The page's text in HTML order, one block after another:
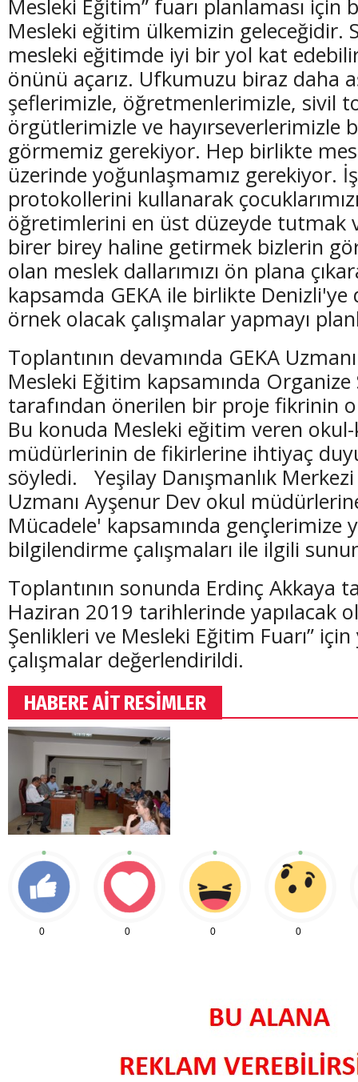
Mesleki Eğitim” fuarı planlaması için
Mesleki eğitim ülkemizin geleceğidir.
mesleki eğitimde iyi bir yol kat
önünü açarız. Ufkumuzu biraz daha
şeflerimizle, öğretmenlerimizle, sivil
örgütlerimizle ve hayırseverlerimizle
görmemiz gerekiyor. Hep birlikte
üzerinde yoğunlaşmamız gerekiyor.
protokollerini kullanarak
öğretimlerini en üst düzeyde tutmak
birer birey haline getirmek bizlerin
olan meslek dallarımızı ön plana
kapsamda GEKA ile birlikte Denizli'ye
örnek olacak çalışmalar yapmayı
Toplantının devamında GEKA
Mesleki Eğitim kapsamında Organize
tarafından önerilen bir proje fikrinin
Bu konuda Mesleki eğitim veren
müdürlerinin de fikirlerine ihtiyaç
söyledi. Yeşilay Danışmanlık
Uzmanı Ayşenur Dev okul
Mücadele' kapsamında gençlerimize
bilgilendirme çalışmaları ile ilgili
Toplantının sonunda Erdinç Akkaya
Haziran 2019 tarihlerinde yapılacak
Şenlikleri ve Mesleki Eğitim Fuarı” için
çalışmalar değerlendirildi.
HABERE AİT RESİMLER
0 0 0 0
(20 Şubat - 20 Mart)
Balık Burcunun 07.08.2026 Günlük Yorumu
(21 Mart - 20
Koç